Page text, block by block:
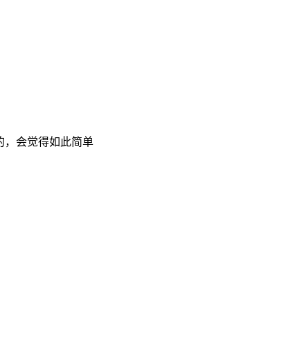
，会觉得如此简单